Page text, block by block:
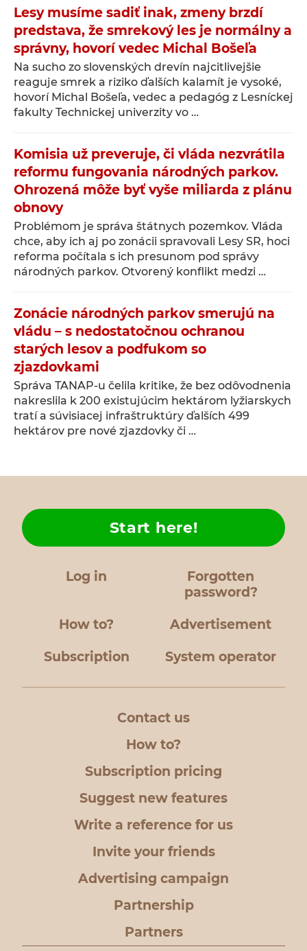
Lesy musíme sadiť inak, zmeny brzdí
predstava, že smrekový les je normálny a
správny, hovorí vedec Michal Bošeľa
Na sucho zo slovenských drevín najcitlivejšie
reaguje smrek a riziko ďalších kalamít je vysoké,
hovorí Michal Bošeľa, vedec a pedagóg z Lesníckej
fakulty Technickej univerzity vo …
Komisia už preveruje, či vláda nezvrátila
reformu fungovania národných parkov.
Ohrozená môže byť vyše miliarda z plánu
obnovy
Problémom je správa štátnych pozemkov. Vláda
chce, aby ich aj po zonácii spravovali Lesy SR, hoci
reforma počítala s ich presunom pod správy
národných parkov. Otvorený konflikt medzi …
Zonácie národných parkov smerujú na
vládu – s nedostatočnou ochranou
starých lesov a podfukom so
zjazdovkami
Správa TANAP-u čelila kritike, že bez odôvodnenia
nakreslila k 200 existujúcim hektárom lyžiarskych
tratí a súvisiacej infraštruktúry ďalších 499
hektárov pre nové zjazdovky či …
Log in
Forgotten
password?
How to?
Start here!
Advertisement
Subscription System operator
Contact us
How to?
Subscription pricing
Suggest new features
Write a reference for us
Invite your friends
Advertising campaign
Partnership
Partners